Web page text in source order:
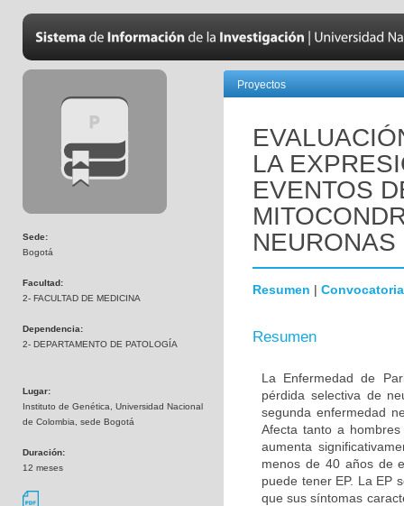
Sede:
Bogotá
Facultad:
2- FACULTAD DE MEDICINA
Dependencia:
2- DEPARTAMENTO DE PATOLOGÍA
Lugar:
Instituto de Genética, Universidad Nacional
de Colombia, sede Bogotá
Duración:
12 meses
Proyectos
LA
EVENTOS
Resumen | Convocatoria
Resumen
La Enfermedad de
pérdida selectiva de
segunda enfermedad
Afecta tanto a
aumenta
menos de 40 años de
puede tener EP. La EP
que sus síntomas